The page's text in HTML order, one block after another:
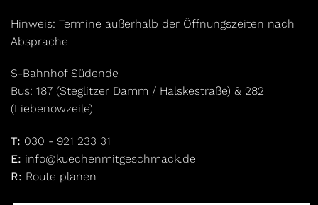
Hinweis: Termine außerhalb der Öffnungszeiten nach
Absprache
S-Bahnhof Südende
Bus: 187 (Steglitzer Damm / Halskestraße) & 282
(Liebenowzeile)
T: 030 - 921 233 31
E: info@kuechenmitgeschmack.de
R: Route planen